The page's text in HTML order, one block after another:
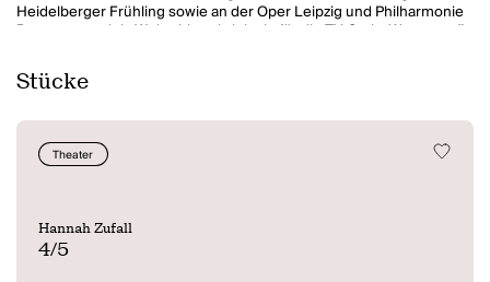
Heidelberger Frühling sowie an der Oper Leipzig und Philharmonie
Bremen gespielt. Weiterhin schrieb sie für die TV-Serie Warten auf’n
Sie erhielt mehrere Literaturstipendien. Zusammen mit Ariane Koch
hat sie die Initiative
Kunst, keine Fahrstuhlmusik zu werdenmit der Theatergruppe
Zellstoff zum Schweizer Theatertreffen eingeladen.
Stücke
Theater
Hannah Zufall
4/5